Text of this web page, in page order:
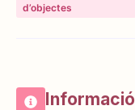
d’objectes
Informació